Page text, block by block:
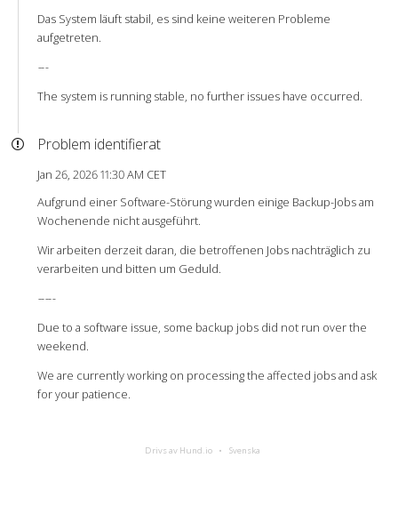
Das System läuft stabil, es sind keine weiteren Probleme
aufgetreten.
---
The system is running stable, no further issues have occurred.
Problem identifierat
Jan 26, 2026 11:30 AM CET
Aufgrund einer Software-Störung wurden einige Backup-Jobs am
Wochenende nicht ausgeführt.
Wir arbeiten derzeit daran, die betroffenen Jobs nachträglich zu
verarbeiten und bitten um Geduld.
-----
Due to a software issue, some backup jobs did not run over the
weekend.
We are currently working on processing the affected jobs and ask
for your patience.
Drivs av Hund.io Svenska